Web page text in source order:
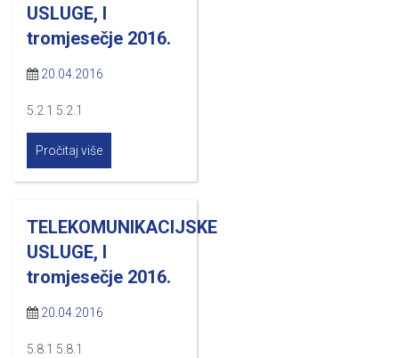
USLUGE, I
tromjesečje 2016.
20.04.2016
5.2.1 5.2.1
Pročitaj više
TELEKOMUNIKACIJSKE
USLUGE, I
tromjesečje 2016.
20.04.2016
5.8.1 5.8.1